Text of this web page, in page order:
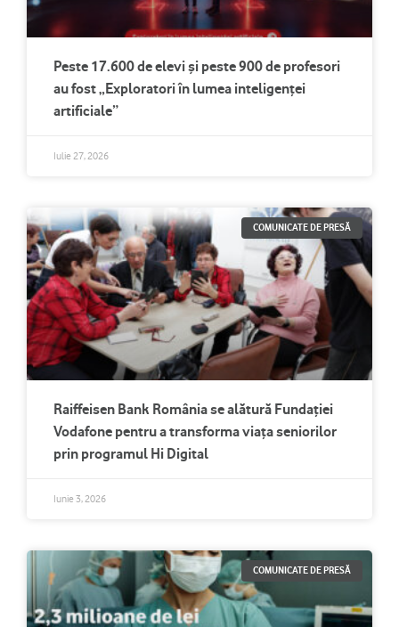
Peste 17.600 de elevi și peste 900 de profesori
au fost „Exploratori în lumea inteligenței
artificiale”
Iulie 27, 2026
COMUNICATE DE PRESĂ
Raiffeisen Bank România se alătură Fundației
Vodafone pentru a transforma viața seniorilor
prin programul Hi Digital
Iunie 3, 2026
COMUNICATE DE PRESĂ